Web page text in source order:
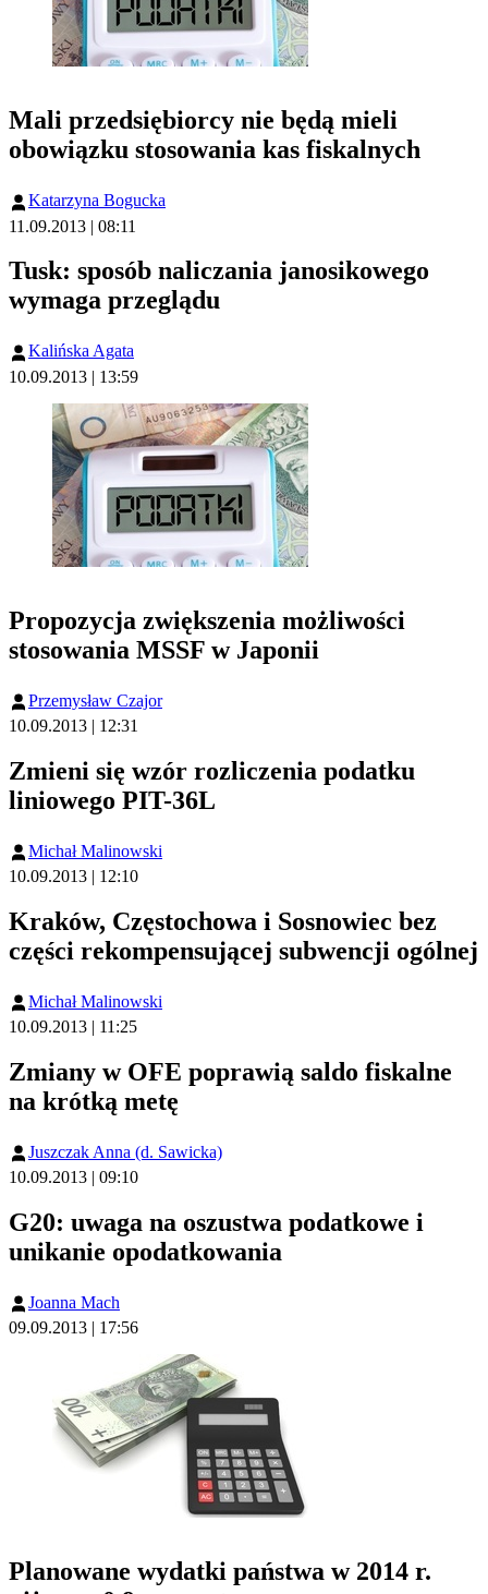
Mali przedsiębiorcy nie będą mieli
obowiązku stosowania kas fiskalnych
Katarzyna Bogucka
11.09.2013 | 08:11
Tusk: sposób naliczania janosikowego
wymaga przeglądu
Kalińska Agata
10.09.2013 | 13:59
Propozycja zwiększenia możliwości
stosowania MSSF w Japonii
Przemysław Czajor
10.09.2013 | 12:31
Zmieni się wzór rozliczenia podatku
liniowego PIT-36L
Michał Malinowski
10.09.2013 | 12:10
Kraków, Częstochowa i Sosnowiec bez
części rekompensującej subwencji ogólnej
Michał Malinowski
10.09.2013 | 11:25
Zmiany w OFE poprawią saldo fiskalne
na krótką metę
Juszczak Anna (d. Sawicka)
10.09.2013 | 09:10
G20: uwaga na oszustwa podatkowe i
unikanie opodatkowania
Joanna Mach
09.09.2013 | 17:56
Planowane wydatki państwa w 2014 r.